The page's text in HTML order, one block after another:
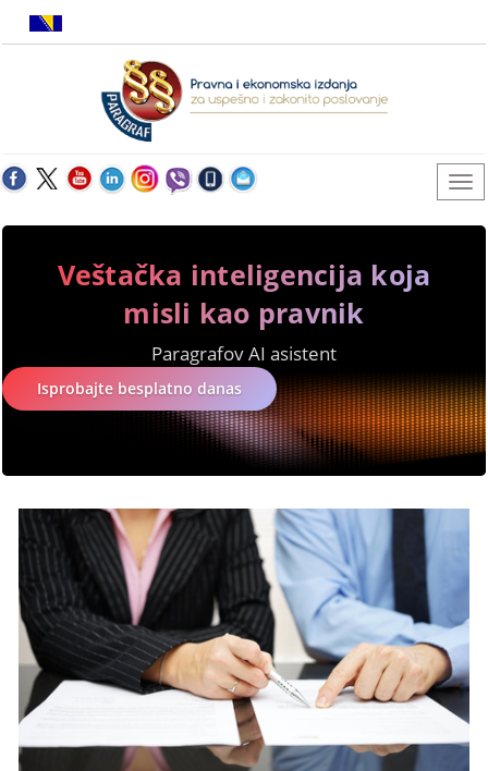
Veštačka inteligencija koja
misli kao pravnik
Paragrafov AI asistent
Isprobajte besplatno danas